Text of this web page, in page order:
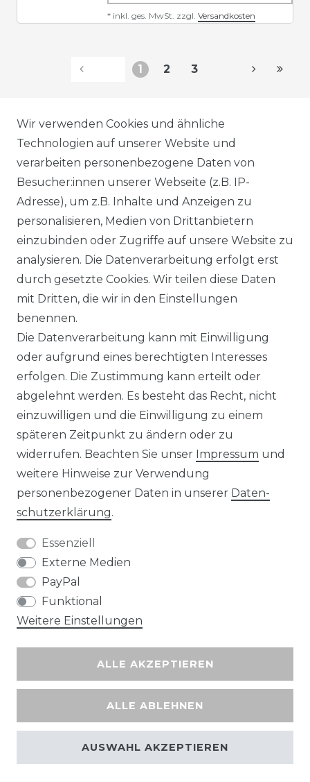
* inkl. ges. MwSt. zzgl. Versandkosten
1 2 3
AGB
DATENSCHUTZERKLÄRUNG
WIDERRUFSRECHT
IMPRESSUM
KONTAKT
Unsere Zahlungsmöglichkeiten
Wir versenden mit
Wir verwenden Cookies und ähnliche
Technologien auf unserer Website und
verarbeiten personenbezogene Daten von
Besucher:innen unserer Webseite (z.B. IP-
Adresse), um z.B. Inhalte und Anzeigen zu
personalisieren, Medien von Drittanbietern
einzubinden oder Zugriffe auf unsere Website zu
analysieren. Die Datenverarbeitung erfolgt erst
durch gesetzte Cookies. Wir teilen diese Daten
mit Dritten, die wir in den Einstellungen
benennen.
Die Datenverarbeitung kann mit Einwilligung
oder aufgrund eines berechtigten Interesses
erfolgen. Die Zustimmung kann erteilt oder
abgelehnt werden. Es besteht das Recht, nicht
einzuwilligen und die Einwilligung zu einem
späteren Zeitpunkt zu ändern oder zu
widerrufen. Beachten Sie unser Impressum und
weitere Hinweise zur Verwendung
personenbezogener Daten in unserer Daten­
schutz­erklärung.
Essenziell
Externe Medien
PayPal
Funktional
Weitere Einstellungen
ALLE AKZEPTIEREN
ALLE ABLEHNEN
AUSWAHL AKZEPTIEREN